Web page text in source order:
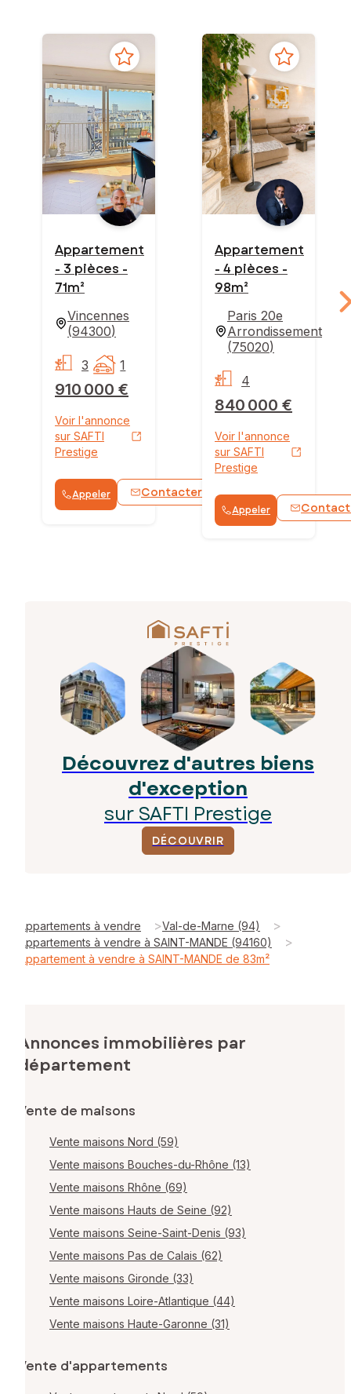
Appartement
- 3 pièces -
71m²
Vincennes
(94300)
910 000 €
3 1
Voir l'annonce
sur SAFTI
Prestige
Appeler Contacter WhatsApp
Appartement
- 4 pièces -
98m²
Paris 20e
Arrondissement
(75020)
840 000 €
4
Voir l'annonce
sur SAFTI
Prestige
Appeler
Découvrez d'autres biens
d'exception
sur SAFTI Prestige
DÉCOUVRIR
Appartements à vendre >Val-de-Marne (94) >
Appartements à vendre à SAINT-MANDE (94160) >
Appartement à vendre à SAINT-MANDE de 83m²
Annonces immobilières par
département
Vente de maisons
Vente maisons Nord (59)
Vente maisons Bouches-du-Rhône (13)
Vente maisons Rhône (69)
Vente maisons Hauts de Seine (92)
Vente maisons Seine-Saint-Denis (93)
Vente maisons Pas de Calais (62)
Vente maisons Gironde (33)
Vente maisons Loire-Atlantique (44)
Vente maisons Haute-Garonne (31)
Vente d'appartements